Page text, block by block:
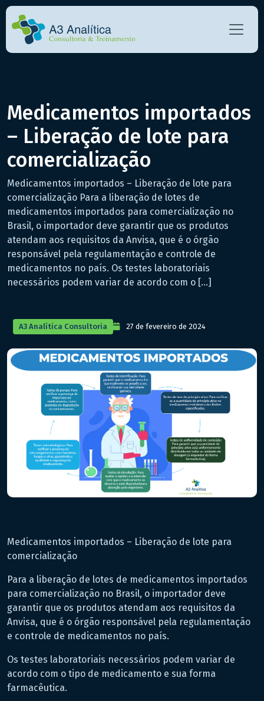
Medicamentos importados
– Liberação de lote para
comercialização
Medicamentos importados – Liberação de lote para
comercialização Para a liberação de lotes de
medicamentos importados para comercialização no
Brasil, o importador deve garantir que os produtos
atendam aos requisitos da Anvisa, que é o órgão
responsável pela regulamentação e controle de
medicamentos no país. Os testes laboratoriais
necessários podem variar de acordo com o […]
A3 Analítica Consultoria 27 de fevereiro de 2024
Medicamentos importados – Liberação de lote para
comercialização
Para a liberação de lotes de medicamentos importados
para comercialização no Brasil, o importador deve
garantir que os produtos atendam aos requisitos da
Anvisa, que é o órgão responsável pela regulamentação
e controle de medicamentos no país.
Os testes laboratoriais necessários podem variar de
acordo com o tipo de medicamento e sua forma
farmacêutica.